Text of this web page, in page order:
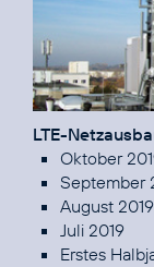
LTE-
Oktober
September
August 2019
Juli 2019
Erstes